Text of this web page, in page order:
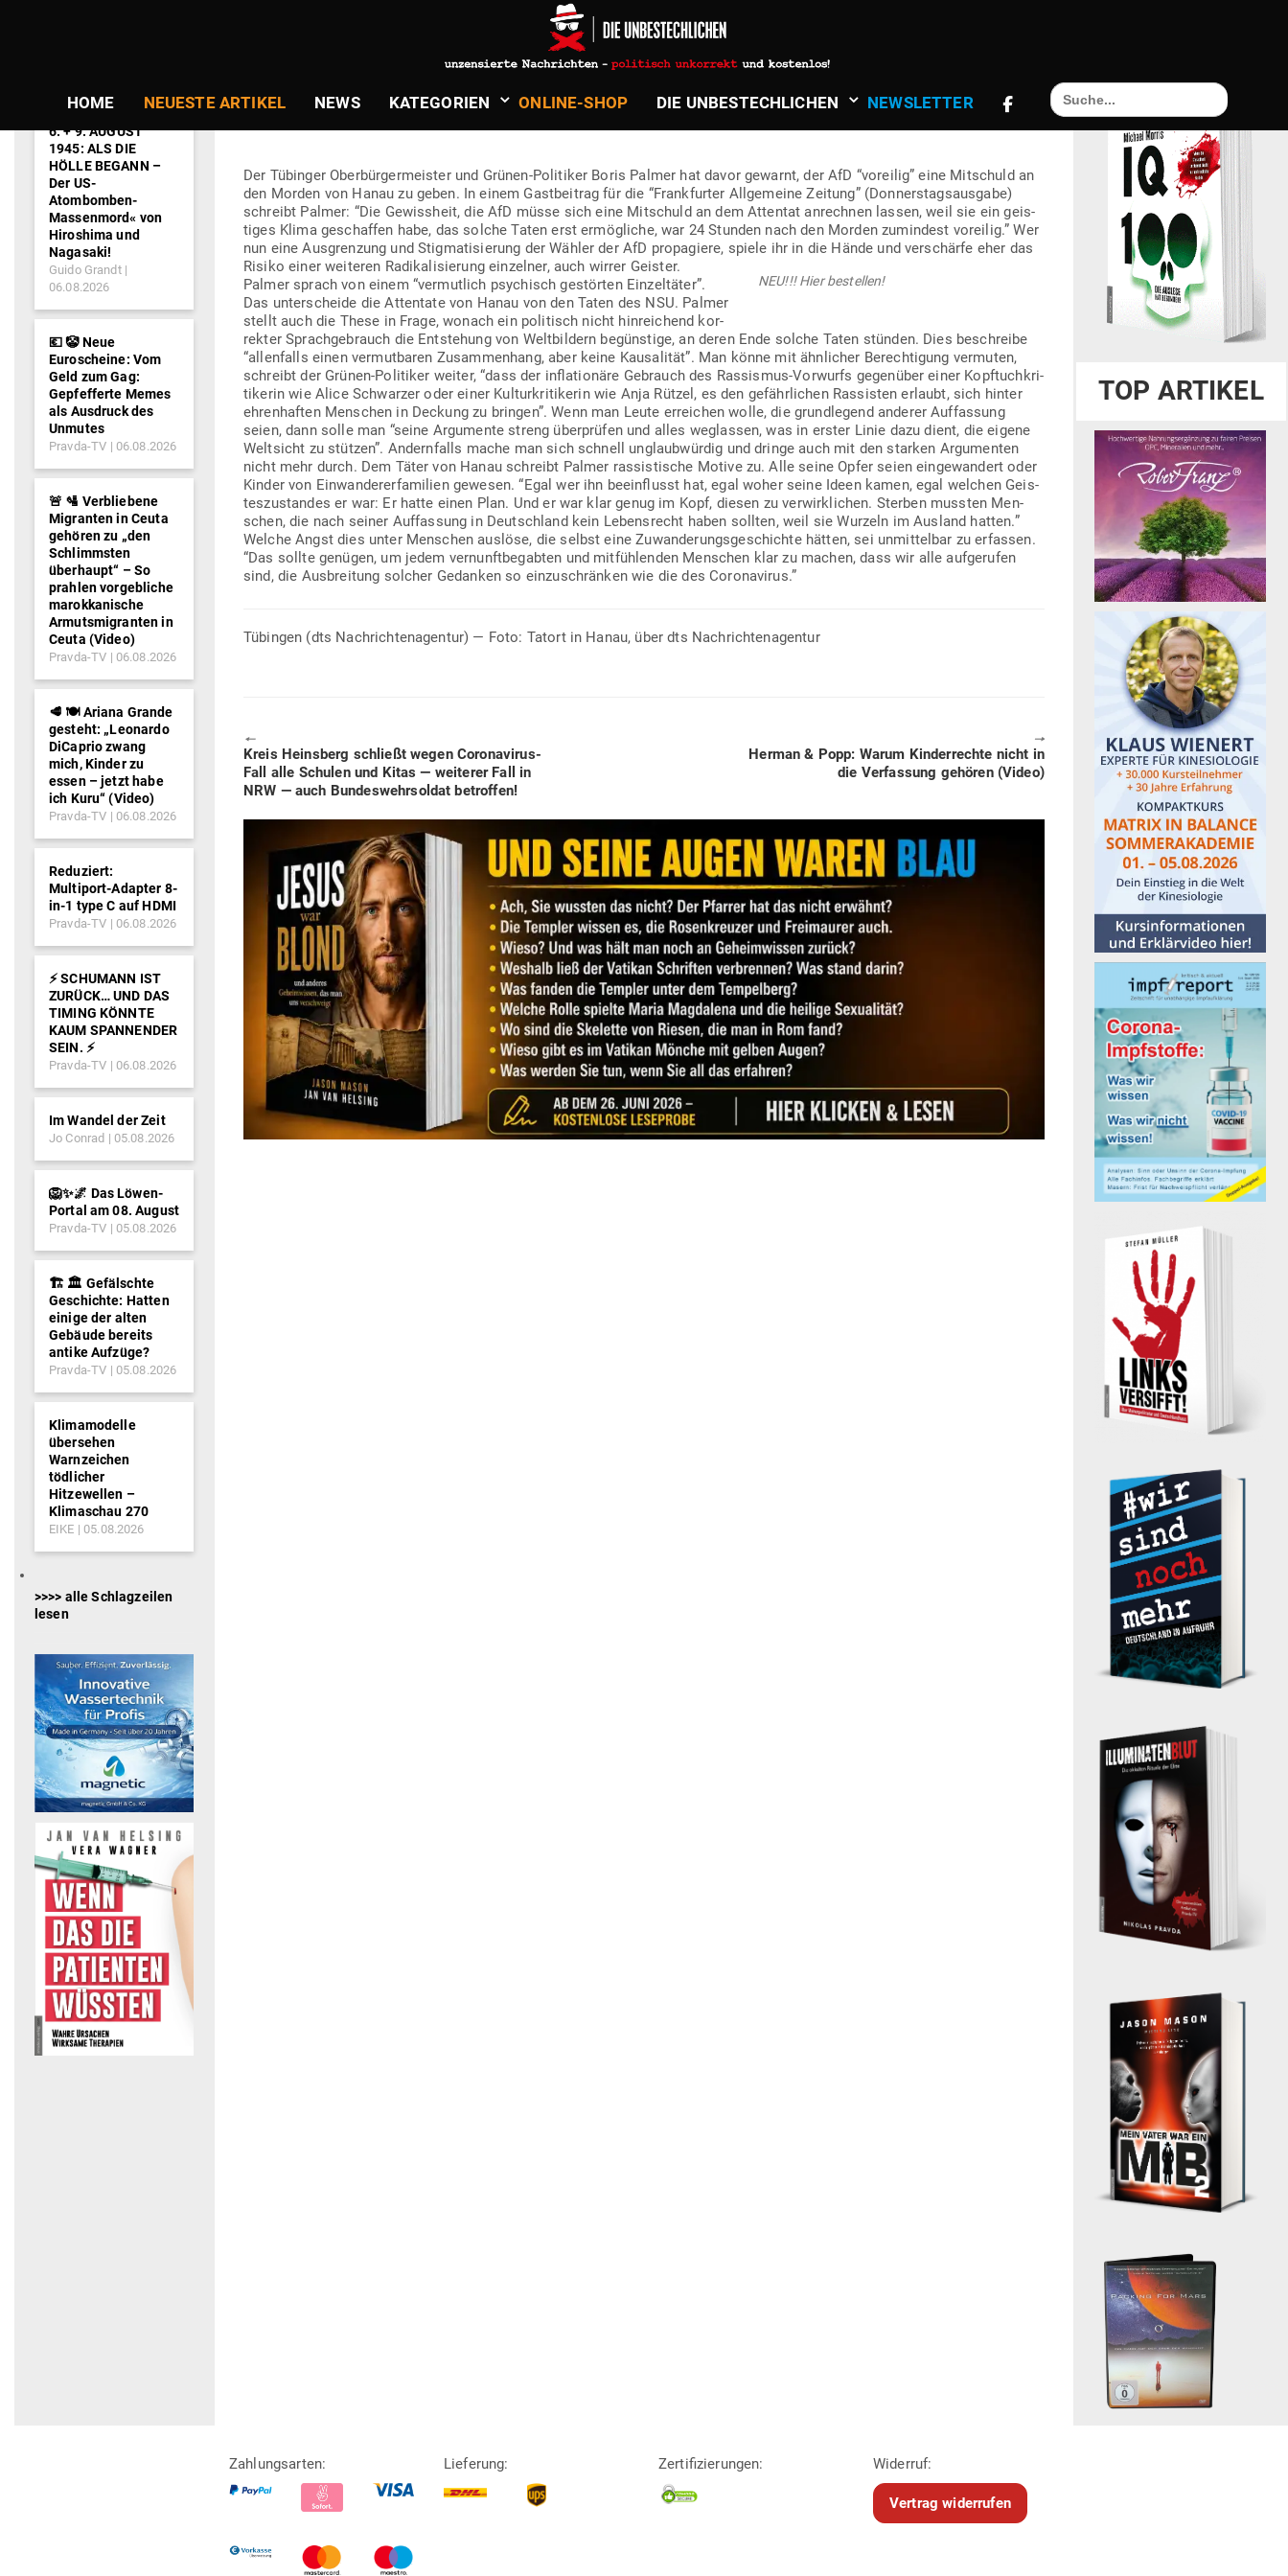
HOME NEUESTE ARTIKEL NEWS KATE­GORIEN ONLINE-SHOP DIE UNBE­STECH­LICHEN NEWS­LETTER
Search
for:
HANAU GEBEN”
Der Tübinger Ober­bür­ger­meister und Grünen-Poli­tiker Boris Palmer hat davor gewarnt, der AfD “vor­eilig” eine Mit­schuld an
den Morden von Hanau zu geben. In einem Gast­beitrag für die “Frank­furter All­ge­meine Zeitung” (Don­ners­tags­ausgabe)
schreibt Palmer: “Die Gewissheit, die AfD müsse sich eine Mit­schuld an dem Attentat anrechnen lassen, weil sie ein geis­
tiges Klima geschaffen habe, das solche Taten erst ermög­liche, war 24 Stunden nach den Morden zumindest vor­eilig.” Wer
nun eine Aus­grenzung und Stig­ma­ti­sierung der Wähler der AfD pro­pa­giere, spiele ihr in die Hände und ver­schärfe eher das
Risiko einer wei­teren Radi­ka­li­sierung ein­zelner, auch wirrer Geister.
NEU!!! Hier bestellen!
Palmer sprach von einem “ver­mutlich psy­chisch gestörten Ein­zel­täter”.
Das unter­scheide die Attentate von Hanau von den Taten des NSU. Palmer
stellt auch die These in Frage, wonach ein poli­tisch nicht hin­rei­chend kor­
rekter Sprach­ge­brauch die Ent­stehung von Welt­bildern begünstige, an deren Ende solche Taten stünden. Dies beschreibe
“allen­falls einen ver­mut­baren Zusam­menhang, aber keine Kau­sa­lität”. Man könne mit ähn­licher Berech­tigung ver­muten,
schreibt der Grünen-Poli­tiker weiter, “dass der infla­tionäre Gebrauch des Ras­sismus-Vor­wurfs gegenüber einer Kopf­tuch­kri­
ti­kerin wie Alice Schwarzer oder einer Kul­tur­kri­ti­kerin wie Anja Rützel, es den gefähr­lichen Ras­sisten erlaubt, sich hinter
ehren­haften Men­schen in Deckung zu bringen”. Wenn man Leute erreichen wolle, die grund­legend anderer Auf­fassung
seien, dann solle man “seine Argu­mente streng über­prüfen und alles weg­lassen, was in erster Linie dazu dient, die eigene
Welt­sicht zu stützen”. Andern­falls mache man sich schnell unglaub­würdig und dringe auch mit den starken Argu­menten
nicht mehr durch. Dem Täter von Hanau schreibt Palmer ras­sis­tische Motive zu. Alle seine Opfer seien ein­ge­wandert oder
Kinder von Ein­wan­de­rer­fa­milien gewesen. “Egal wer ihn beein­flusst hat, egal woher seine Ideen kamen, egal welchen Geis­
tes­zu­standes er war: Er hatte einen Plan. Und er war klar genug im Kopf, diesen zu ver­wirk­lichen. Sterben mussten Men­
schen, die nach seiner Auf­fassung in Deutschland kein Lebens­recht haben sollten, weil sie Wurzeln im Ausland hatten.”
Welche Angst dies unter Men­schen auslöse, die selbst eine Zuwan­de­rungs­ge­schichte hätten, sei unmit­telbar zu erfassen.
“Das sollte genügen, um jedem ver­nunft­be­gabten und mit­füh­lenden Men­schen klar zu machen, dass wir alle auf­ge­rufen
sind, die Aus­breitung solcher Gedanken so ein­zu­schränken wie die des Coronavirus.”
Tübingen (dts Nach­rich­ten­agentur) — Foto: Tatort in Hanau, über dts Nachrichtenagentur
🠔
Previous
post:
Kreis Heinsberg schließt wegen Coro­na­virus-
Fall alle Schulen und Kitas — wei­terer Fall in
NRW — auch Bun­des­wehr­soldat betroffen!
🠖
Next
Herman & Popp: Warum Kin­der­rechte nicht in
die Ver­fassung gehören (Video)
6. + 9. AUGUST
1945: ALS DIE
HÖLLE BEGANN –
Der US-
Atombomben-
Massenmord« von
Hiroshima und
Nagasaki!
Guido Grandt
06.08.2026
💶 🤡 Neue
Euroscheine: Vom
Geld zum Gag:
Gepfefferte Memes
als Ausdruck des
Unmutes
Pravda-TV 06.08.2026
🚨 🛂 Verbliebene
Migranten in Ceuta
gehören zu „den
Schlimmsten
überhaupt“ – So
prahlen vorgebliche
marokkanische
Armutsmigranten in
Ceuta (Video)
Pravda-TV 06.08.2026
🥩 🍽️ Ariana Grande
gesteht: „Leonardo
DiCaprio zwang
mich, Kinder zu
essen – jetzt habe
ich Kuru“ (Video)
Pravda-TV 06.08.2026
Reduziert:
Multiport-Adapter 8-
in-1 type C auf HDMI
Pravda-TV 06.08.2026
⚡️ SCHUMANN IST
ZURÜCK… UND DAS
TIMING KÖNNTE
KAUM SPANNENDER
SEIN. ⚡️
Pravda-TV 06.08.2026
Im Wandel der Zeit
Jo Conrad 05.08.2026
🦁✨🌌 Das Löwen-
Portal am 08. August
Pravda-TV 05.08.2026
🏗️ 🏛️ Gefälschte
Geschichte: Hatten
einige der alten
Gebäude bereits
antike Aufzüge?
Pravda-TV 05.08.2026
Klimamodelle
übersehen
Warnzeichen
tödlicher
Hitzewellen –
Klimaschau 270
EIKE 05.08.2026
>>>> alle Schlagzeilen
lesen
TOP ARTIKEL
Zahlungsarten: Lieferung: Zertifizierungen: Widerruf:
Vertrag widerrufen